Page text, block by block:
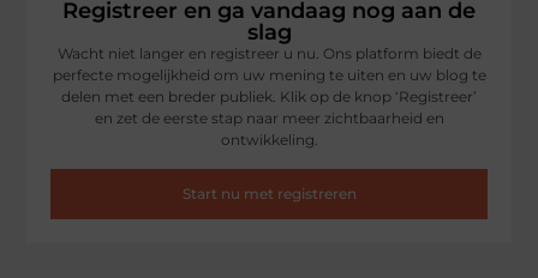
Registreer en ga vandaag nog aan de
slag
Wacht niet langer en registreer u nu. Ons platform biedt de
perfecte mogelijkheid om uw mening te uiten en uw blog te
delen met een breder publiek. Klik op de knop ‘Registreer’
en zet de eerste stap naar meer zichtbaarheid en
ontwikkeling.
Start nu met registreren